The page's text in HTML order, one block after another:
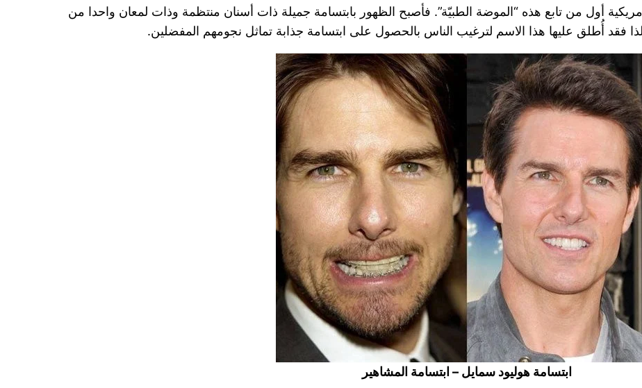
أول من تابع هذه “الموضة الطبيّة”. فأصبح الظهور بابتسامة جميلة ذات أسنان منتظمة وذات لمعان واحدا من
لذا فقد أُطلق عليها هذا الاسم لترغيب الناس بالحصول على ابتسامة جذابة تماثل نجومهم المفضلين.
ابتسامة هوليود سمايل – ابتسامة المشاهير